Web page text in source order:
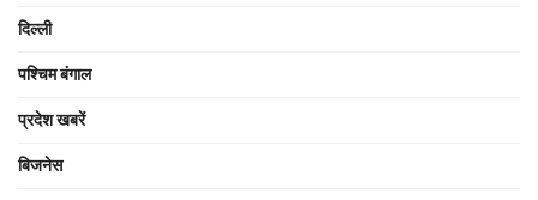
दिल्ली
पश्चिम बंगाल
प्रदेश खबरें
बिजनेस